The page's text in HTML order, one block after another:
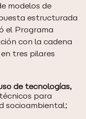
modelos de
estructurada
el Programa
con la cadena
tres pilares
de tecnologías,
para
socioambiental;